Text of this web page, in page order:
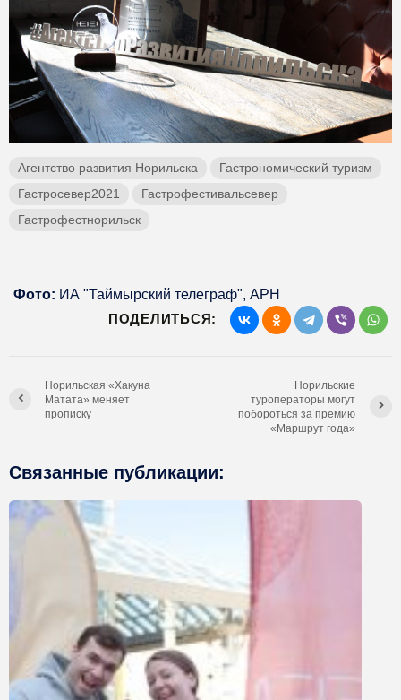
Агентство развития Норильска
Гастрономический туризм
Гастросевер2021
Гастрофестивальсевер
Гастрофестнорильск
Фото: ИА "Таймырский телеграф", АРН
ПОДЕЛИТЬСЯ:
Норильская «Хакуна
Матата» меняет
прописку
Норильские
туроператоры могут
побороться за премию
«Маршрут года»
Связанные публикации: